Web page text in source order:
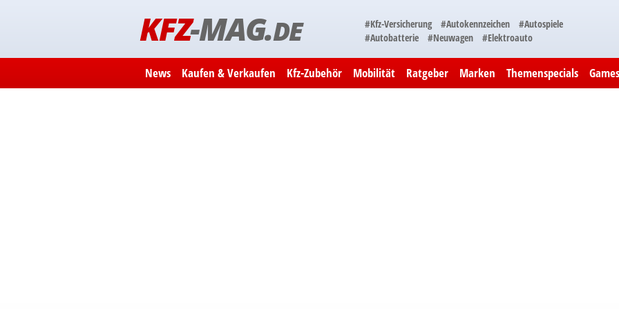
KFZ-MAG.DE #Kfz-Versicherung #Autokennzeichen
#Autospiele
#Autobatterie
#Neuwagen #Elektroauto
News Kaufen & Verkaufen Kfz-Zubehör Mobilität Ratgeber Marken Themenspecials Games